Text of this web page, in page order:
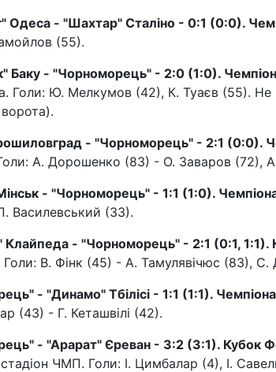
Одеса - "Шахтар" Сталіно - 0:1 (0:0).
(55).
Баку - "Чорноморець" - 2:0 (1:0).
Голи: Ю. Мелкумов (42), К. Туаєв (55). Не
- "Чорноморець" - 2:1 (0:0).
А. Дорошенко (83) - О. Заваров (72),
- "Чорноморець" - 1:1 (1:0).
Василевський (33).
Клайпеда - "Чорноморець" - 2:1 (0:1, 1:1).
Голи: В. Фінк (45) - А. Тамулявічюс (83), С.
- "Динамо" Тбілісі - 1:1 (1:1).
(43) - Г. Кеташвілі (42).
- "Арарат" Єреван - 3:2 (3:1). Кубок
ЧМП. Голи: І. Цимбалар (4), І.